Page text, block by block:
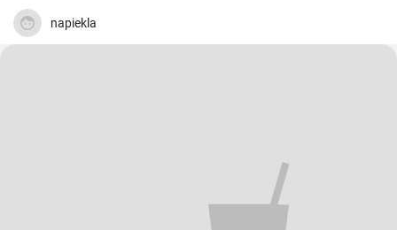
napiekla